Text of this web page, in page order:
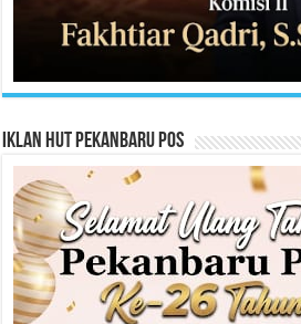
Iklan HUT Pekanbaru Pos